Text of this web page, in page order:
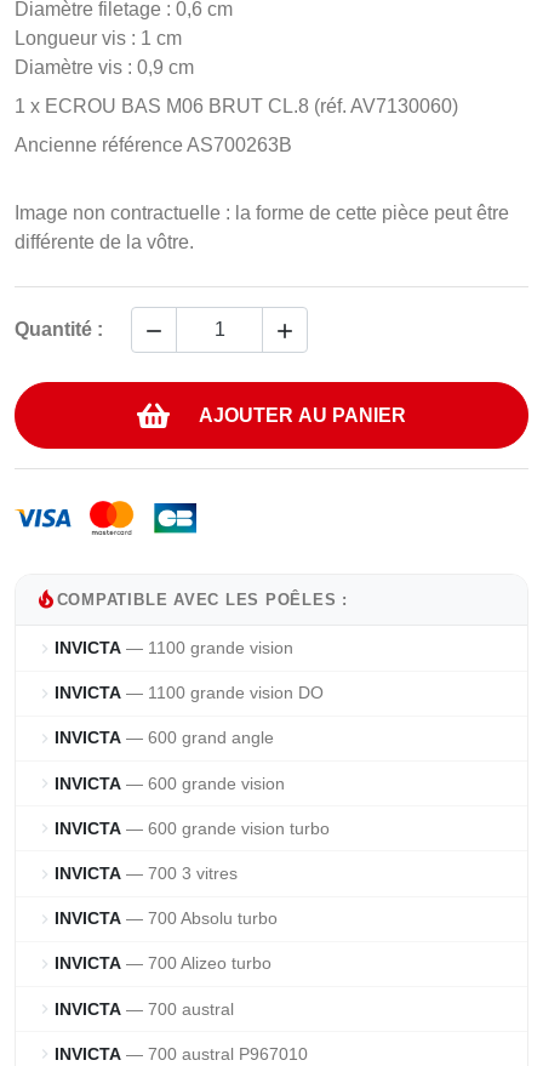
Diamètre filetage : 0,6 cm
Longueur vis : 1 cm
Diamètre vis : 0,9 cm
1 x ECROU BAS M06 BRUT CL.8 (réf. AV7130060)
Ancienne référence AS700263B
Image non contractuelle : la forme de cette pièce peut être
différente de la vôtre.
Quantité :  
AJOUTER AU PANIER
local_fire_department COMPATIBLE AVEC LES POÊLES :
chevron_right INVICTA — 1100 grande vision
chevron_right INVICTA — 1100 grande vision DO
chevron_right INVICTA — 600 grand angle
chevron_right INVICTA — 600 grande vision
chevron_right INVICTA — 600 grande vision turbo
chevron_right INVICTA — 700 3 vitres
chevron_right INVICTA — 700 Absolu turbo
chevron_right INVICTA — 700 Alizeo turbo
chevron_right INVICTA — 700 austral
chevron_right INVICTA — 700 austral P967010